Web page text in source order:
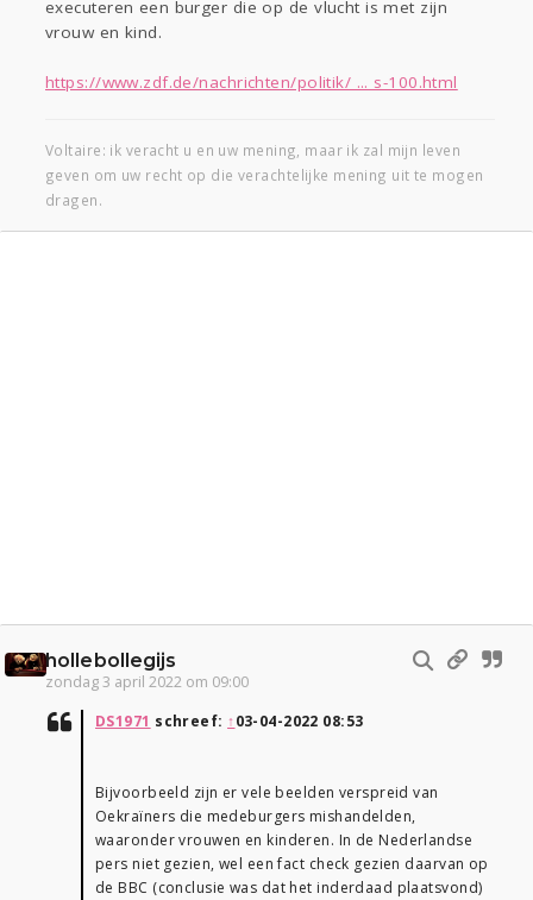
executeren een burger die op de vlucht is met zijn
vrouw en kind.
https://www.zdf.de/nachrichten/politik/ ... s-100.html
Voltaire: ik veracht u en uw mening, maar ik zal mijn leven
geven om uw recht op die verachtelijke mening uit te mogen
dragen.
hollebollegijs
zondag 3 april 2022 om 09:00
DS1971 schreef: ↑03-04-2022 08:53
Bijvoorbeeld zijn er vele beelden verspreid van
Oekraïners die medeburgers mishandelden,
waaronder vrouwen en kinderen. In de Nederlandse
pers niet gezien, wel een fact check gezien daarvan op
de BBC (conclusie was dat het inderdaad plaatsvond)